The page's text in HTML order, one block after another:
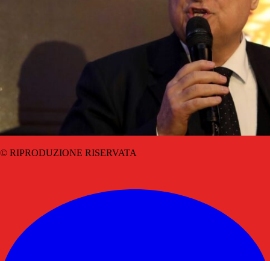
© RIPRODUZIONE RISERVATA